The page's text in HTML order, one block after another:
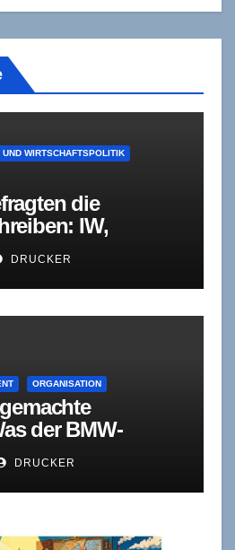
UND WIRTSCHAFTSPOLITIK
die
IW,
die
in der
DRUCKER
ORGANISATION
der BMW-
DRUCKER